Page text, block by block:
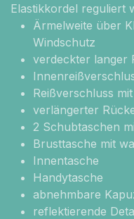
Elastikkordel reguliert
Ärmelweite über
Windschutz
verdeckter langer
Reißverschluss
verlängerter
2 Schubtaschen
Brusttasche mit
Innentasche
Handytasche
abnehmbare
reflektierende